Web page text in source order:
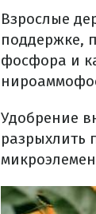
Взрослые
поддержке,
фосфора и
Удобрение
разрыхлить